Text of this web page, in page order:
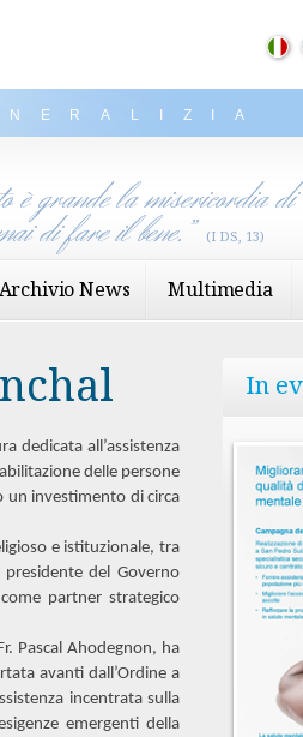
Archivio News Multimedia
è grande la misericordia
di fare il bene.” (I DS, 13)
dedicata all’assistenza
delle persone
un investimento di circa
e istituzionale, tra
del Governo
partner strategico
Pascal Ahodegnon, ha
avanti dall’Ordine a
incentrata sulla
emergenti della
In